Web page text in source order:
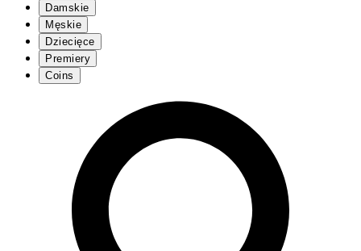
Damskie
Męskie
Dziecięce
Premiery
Coins